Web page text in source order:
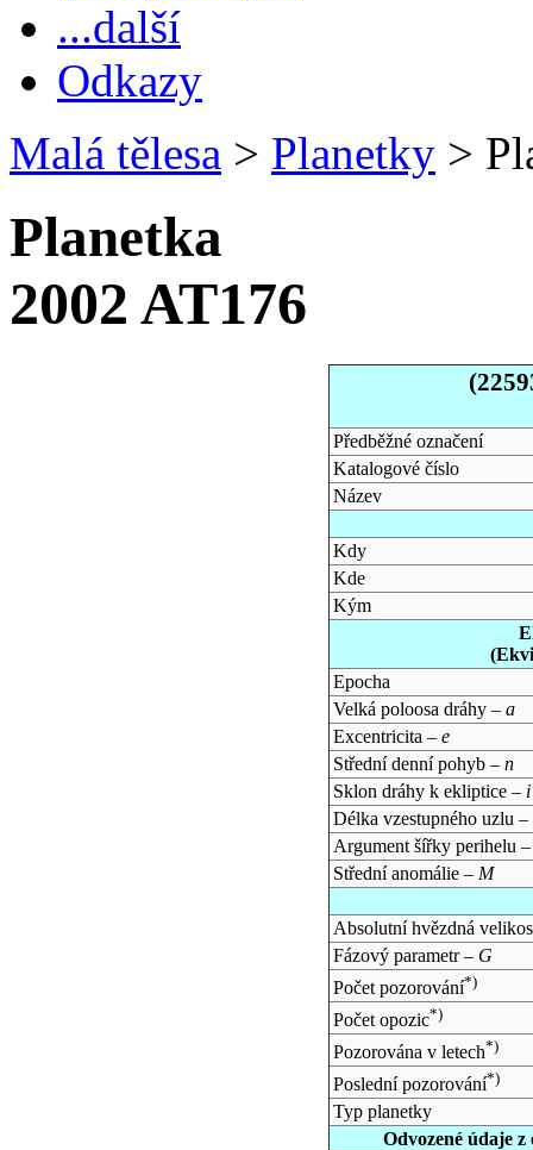
...další
Odkazy
Malá tělesa > Planetky >
Planetka
2002 AT176
Předběžné označení
Katalogové číslo
Název
Kdy
Kde
Kým
Epocha
Velká poloosa dráhy – a
Excentricita – e
Střední denní pohyb – n
Sklon dráhy k ekliptice – i
Délka vzestupného uzlu –
Argument šířky perihelu
Střední anomálie – M
Absolutní hvězdná
Fázový parametr – G
Počet pozorování*)
Počet opozic*)
Pozorována v letech*)
Poslední pozorování*)
Typ planetky
Odvozené údaje